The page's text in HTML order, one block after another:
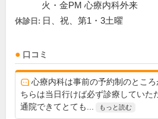
火・金PM 心療内科外来
休診日: 日、祝、第1・3土曜
口コミ
心療内科は事前の予約制のとこ
ちらは当日行けば必ず診療していた
通院できてとても...
もっと読む